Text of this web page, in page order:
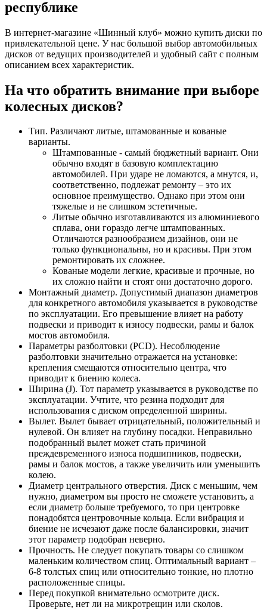
республике
В интернет-магазине «Шинный клуб» можно купить диски по
привлекательной цене. У нас большой выбор автомобильных
дисков от ведущих производителей и удобный сайт с полным
описанием всех характеристик.
На что обратить внимание при выборе
колесных дисков?
Тип. Различают литые, штамованные и кованые
варианты.
Штампованные - самый бюджетный вариант. Они
обычно входят в базовую комплектацию
автомобилей. При ударе не ломаются, а мнутся, и,
соответственно, подлежат ремонту – это их
основное преимущество. Однако при этом они
тяжелые и не слишком эстетичные.
Литые обычно изготавливаются из алюминиевого
сплава, они гораздо легче штампованных.
Отличаются разнообразием дизайнов, они не
только функциональны, но и красивы. При этом
ремонтировать их сложнее.
Кованые модели легкие, красивые и прочные, но
их сложно найти и стоят они достаточно дорого.
Монтажный диаметр. Допустимый диапазон диаметров
для конкретного автомобиля указывается в руководстве
по эксплуатации. Его превышение влияет на работу
подвески и приводит к износу подвески, рамы и балок
мостов автомобиля.
Параметры разболтовки (PCD). Несоблюдение
разболтовки значительно отражается на установке:
крепления смещаются относительно центра, что
приводит к биению колеса.
Ширина (J). Тот параметр указывается в руководстве по
эксплуатации. Учтите, что резина подходит для
использования с диском определенной ширины.
Вылет. Вылет бывает отрицательный, положительный и
нулевой. Он влияет на глубину посадки. Неправильно
подобранный вылет может стать причиной
преждевременного износа подшипников, подвески,
рамы и балок мостов, а также увеличить или уменьшить
колею.
Диаметр центрального отверстия. Диск с меньшим, чем
нужно, диаметром вы просто не сможете установить, а
если диаметр больше требуемого, то при центровке
понадобятся центровочные кольца. Если вибрация и
биение не исчезают даже после балансировки, значит
этот параметр подобран неверно.
Прочность. Не следует покупать товары со слишком
маленьким количеством спиц. Оптимальный вариант –
6-8 толстых спиц или относительно тонкие, но плотно
расположенные спицы.
Перед покупкой внимательно осмотрите диск.
Проверьте, нет ли на микротрещин или сколов.